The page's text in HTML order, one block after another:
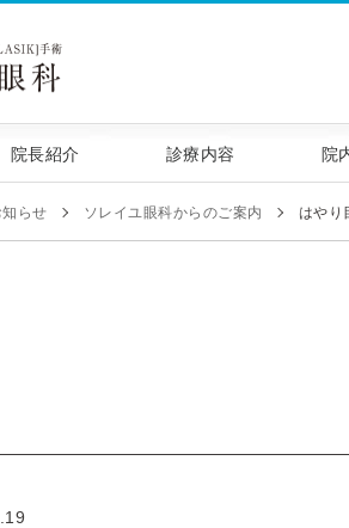
ソレイユ眼科｜白内障手術・
院長紹介 診療内容 院
知らせ ソレイユ眼科からのご案内 はやり